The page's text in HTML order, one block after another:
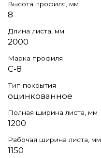
Высота профиля, мм
8
Длина листа, мм
2000
Марка профиля
С-8
Тип покрытия
оцинкованное
Полная ширина листа, мм
1200
Рабочая ширина листа, мм
1150